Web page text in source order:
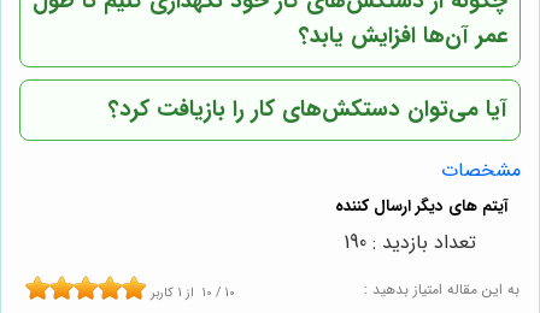
عمر آن‌ها افزایش یابد؟
آیا می‌توان دستکش‌های کار را بازیافت کرد؟
مشخصات
به این مقاله امتیاز بدهید : 10 / 10 از 1 کاربر
تعداد بازدید : 190